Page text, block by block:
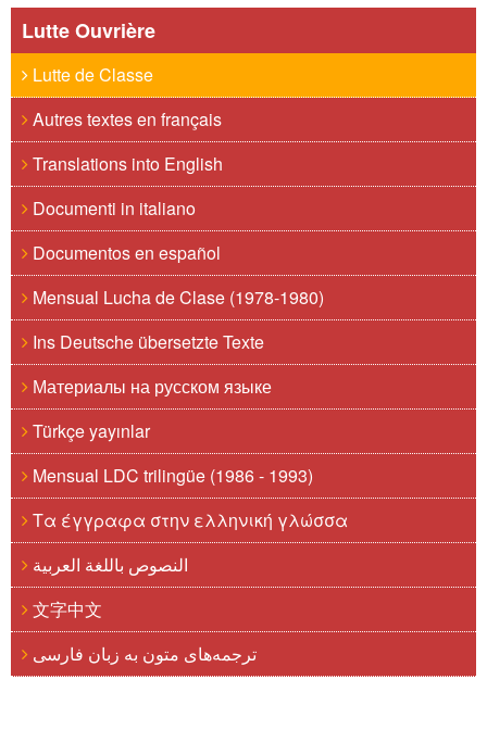
Lutte Ouvrière
Lutte de Classe
Autres textes en français
Translations into English
Documenti in italiano
Documentos en español
Mensual Lucha de Clase (1978-1980)
Ins Deutsche übersetzte Texte
Материалы на русском языке
Türkçe yayınlar
Mensual LDC trilingüe (1986 - 1993)
Τα έγγραφα στην ελληνική γλώσσα
النصوص باللغة العربية
文字中文
ترجمه‌های متون به زبان فارسی